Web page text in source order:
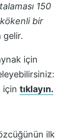
150
bir
gelir.
için
için tıklayın.
ilk